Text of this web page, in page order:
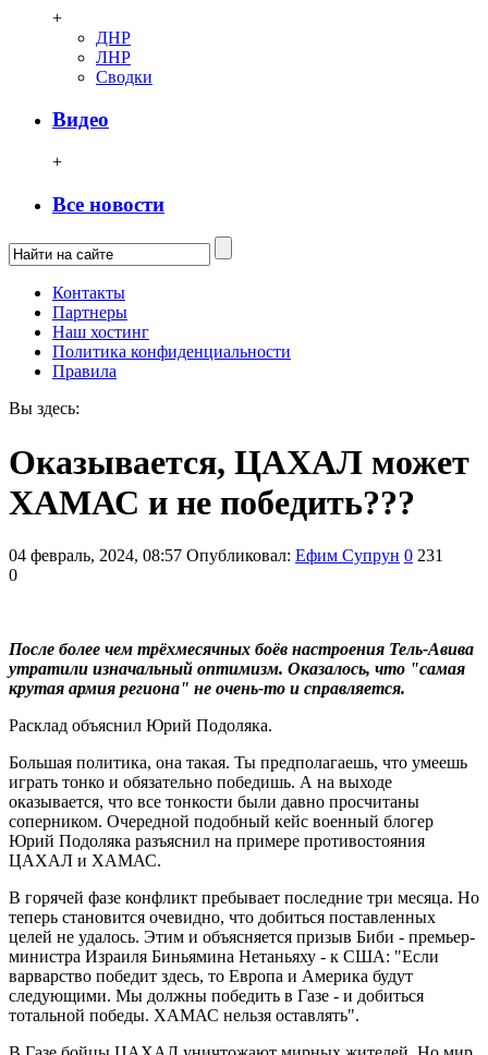
+
ДНР
ЛНР
Сводки
Видео
+
Все новости
Контакты
Партнеры
Наш хостинг
Политика конфиденциальности
Правила
Вы здесь:
Оказывается, ЦАХАЛ может
ХАМАС и не победить???
04 февраль, 2024, 08:57 Опубликовал: Ефим Супрун 0 231
0
После более чем трёхмесячных боёв настроения Тель-Авива
утратили изначальный оптимизм. Оказалось, что "самая
крутая армия региона" не очень-то и справляется.
Расклад объяснил Юрий Подоляка.
Большая политика, она такая. Ты предполагаешь, что умеешь
играть тонко и обязательно победишь. А на выходе
оказывается, что все тонкости были давно просчитаны
соперником. Очередной подобный кейс военный блогер
Юрий Подоляка разъяснил на примере противостояния
ЦАХАЛ и ХАМАС.
В горячей фазе конфликт пребывает последние три месяца. Но
теперь становится очевидно, что добиться поставленных
целей не удалось. Этим и объясняется призыв Биби - премьер-
министра Израиля Биньямина Нетаньяху - к США: "Если
варварство победит здесь, то Европа и Америка будут
следующими. Мы должны победить в Газе - и добиться
тотальной победы. ХАМАС нельзя оставлять".